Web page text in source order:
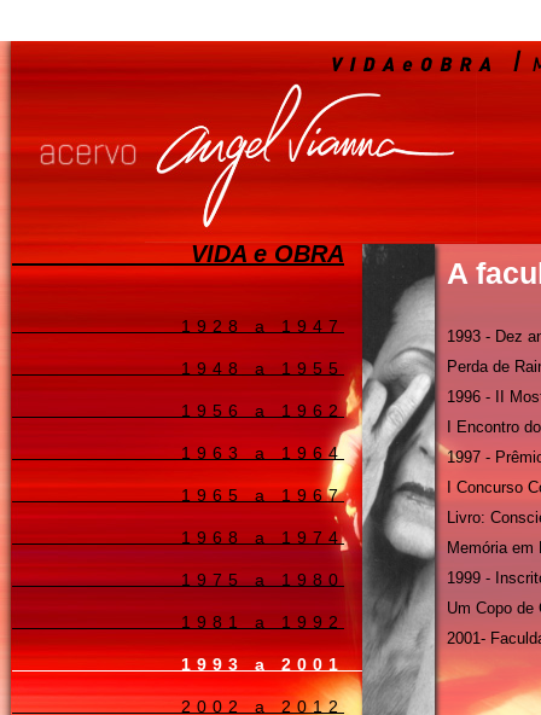
VIDA e OBRA
1928 a 1947
1948 a 1955
1956 a 1962
1963 a 1964
1965 a 1967
1968 a 1974
1975 a 1980
1981 a 1992
1993 a 2001
2002 a 2012
A
1993 - Dez
Perda de
1996 - II
I Encontro
1997 -
I Concurso
Livro:
Memória em
1999 -
Um Copo de
2001-